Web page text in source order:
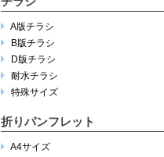
A版チラシ
B版チラシ
D版チラシ
耐水チラシ
特殊サイズ
折りパンフレット
A4サイズ